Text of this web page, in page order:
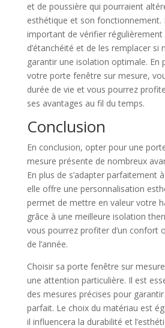
et de poussière qui pourraient
esthétique et son fonctionnement.
important de vérifier régulièrement
d’étanchéité et de les remplacer si
garantir une isolation optimale. En
votre porte fenêtre sur mesure,
durée de vie et vous pourrez
ses avantages au fil du temps.
Conclusion
En conclusion, opter pour une
mesure présente de nombreux
En plus de s’adapter parfaitement
elle offre une personnalisation
permet de mettre en valeur votre
grâce à une meilleure isolation
vous pourrez profiter d’un confort
de l’année.
Choisir sa porte fenêtre sur
une attention particulière. Il est
des mesures précises pour
parfait. Le choix du matériau est
il influencera la durabilité et